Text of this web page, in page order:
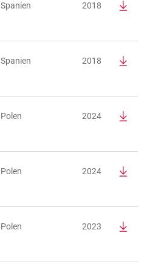
Spanien 2018
Spanien 2018
Polen 2024
Polen 2024
Polen 2023